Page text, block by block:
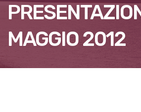
MAGGIO 2012